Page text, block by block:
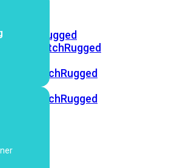
FortiSwitchRugged
FortiSwitchRugged
FortiSwitchRugged